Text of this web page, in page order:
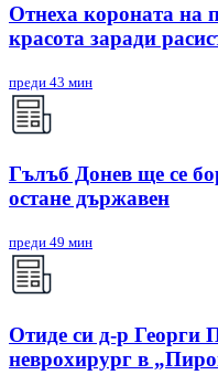
Отнеха короната на
красота заради
преди 43 мин
Гълъб Донев ще се
остане държавен
преди 49 мин
Отиде си д-р Георги
неврохирург в